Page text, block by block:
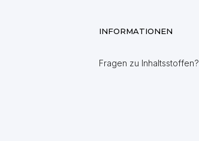
INFORMATIONEN
Fragen zu Inhaltsstoffen?